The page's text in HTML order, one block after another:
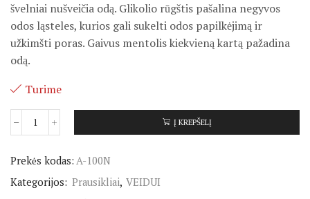
švelniai nušveičia odą. Glikolio rūgštis pašalina negyvos
odos ląsteles, kurios gali sukelti odos papilkėjimą ir
užkimšti poras. Gaivus mentolis kiekvieną kartą pažadina
odą.
Turime
Į KREPŠELĮ
Prekės kodas: A-100N
Kategorijos: Prausikliai, VEIDUI